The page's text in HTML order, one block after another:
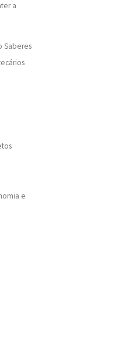
a
Saberes
e